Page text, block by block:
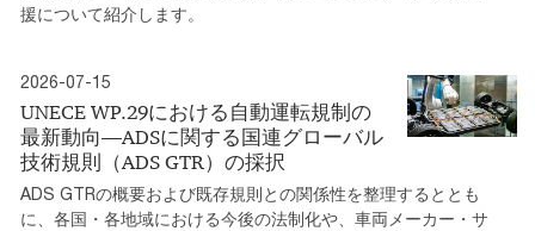
援について紹介します。
2026-07-15
UNECE WP.29における自動運転規制の
最新動向―ADSに関する国連グローバル
技術規則（ADS GTR）の採択
ADS GTRの概要および既存規則との関係性を整理するととも
に、各国・各地域における今後の法制化や、車両メーカー・サ